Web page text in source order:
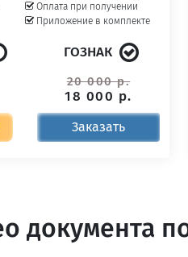
Оплата при получении
Приложение в комплекте
ГОЗНАК
20 000 р.
18 000 р.
Заказать
документа